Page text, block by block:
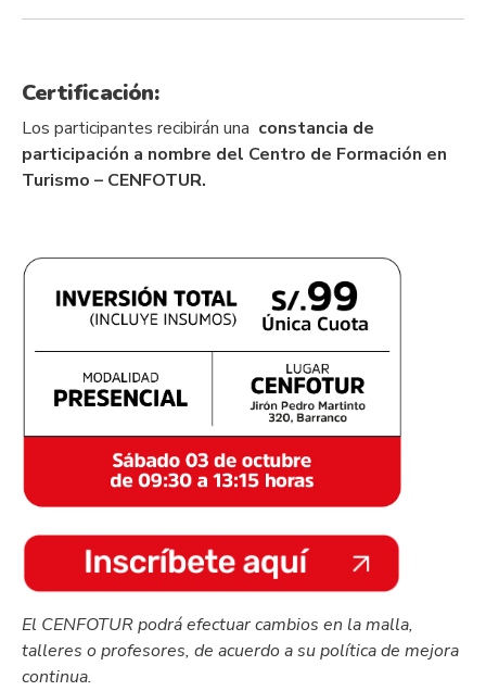
Certificación:
Los participantes recibirán una constancia de
participación a nombre del Centro de Formación en
Turismo – CENFOTUR.
El CENFOTUR podrá efectuar cambios en la malla,
talleres o profesores, de acuerdo a su política de mejora
continua.